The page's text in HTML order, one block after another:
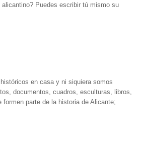
Puedes escribir tú mismo su
en casa y ni siquiera somos
documentos, cuadros, esculturas, libros,
parte de la historia de Alicante;